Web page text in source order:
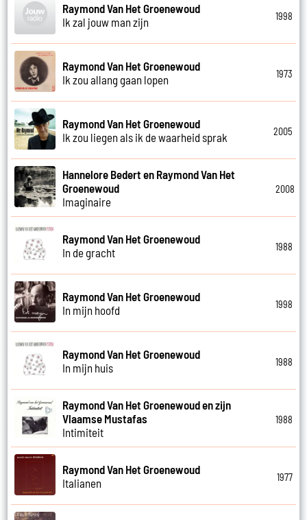
Raymond Van Het Groenewoud
Ik zal jouw man zijn
1998
Raymond Van Het Groenewoud
Ik zou allang gaan lopen
1973
Raymond Van Het Groenewoud
Ik zou liegen als ik de waarheid sprak
2005
Hannelore Bedert en Raymond Van Het
Groenewoud
Imaginaire
2008
Raymond Van Het Groenewoud
In de gracht
1988
Raymond Van Het Groenewoud
In mijn hoofd
1998
Raymond Van Het Groenewoud
In mijn huis
1988
Raymond Van Het Groenewoud en zijn
Vlaamse Mustafas
Intimiteit
1988
Raymond Van Het Groenewoud
Italianen
1977